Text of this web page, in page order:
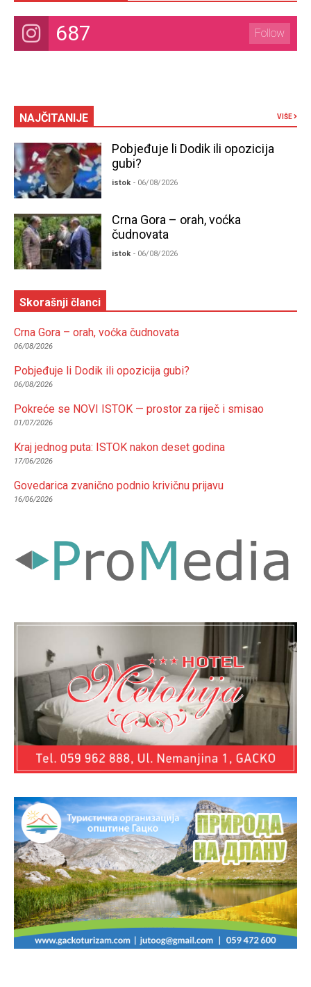
687 Follow
NAJČITANIJE VIŠE
Pobjeđuje li Dodik ili opozicija
gubi?
istok - 06/08/2026
Crna Gora – orah, voćka
čudnovata
istok - 06/08/2026
Skorašnji članci
Crna Gora – orah, voćka čudnovata
06/08/2026
Pobjeđuje li Dodik ili opozicija gubi?
06/08/2026
Pokreće se NOVI ISTOK — prostor za riječ i smisao
01/07/2026
Kraj jednog puta: ISTOK nakon deset godina
17/06/2026
Govedarica zvanično podnio krivičnu prijavu
16/06/2026